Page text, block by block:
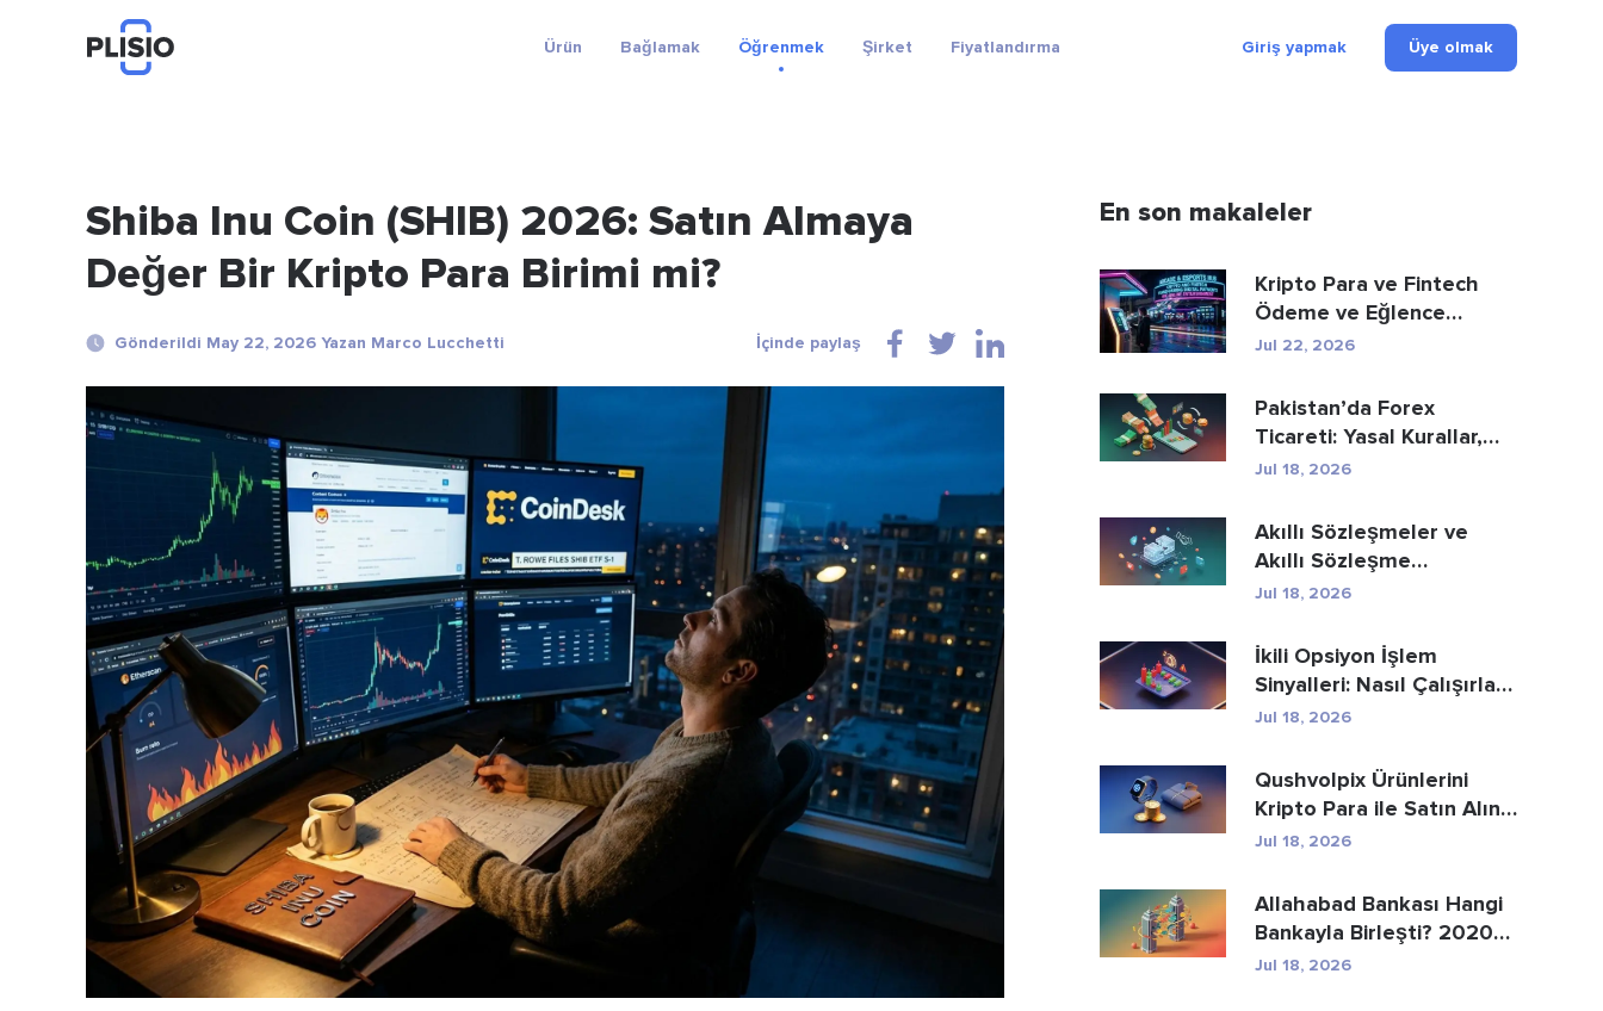
Ürün Bağlamak Öğrenmek Şirket Fiyatlandırma Giriş yapmak Üye olmak
Shiba Inu Coin (SHIB) 2026: Satın Almaya
Değer Bir Kripto Para Birimi mi?
Gönderildi May 22, 2026 Yazan Marco Lucchetti İçinde paylaş
En son makaleler
Kripto Para ve Fintech
Ödeme ve Eğlence
Sektörünü Nasıl Yeni...
Jul 22, 2026
Pakistan’da Forex
Ticareti: Yasal Kurallar,
Aracı Kurumlar, Tic...
Jul 18, 2026
Akıllı Sözleşmeler ve
Akıllı Sözleşme
Geliştirme Hizmetle...
Jul 18, 2026
İkili Opsiyon İşlem
Sinyalleri: Nasıl Çalışırlar
ve Riskle...
Jul 18, 2026
Qushvolpix Ürünlerini
Kripto Para ile Satın Alın:
Bitcoin, Öd...
Jul 18, 2026
Allahabad Bankası Hangi
Bankayla Birleşti? 2020
Yılı Haberinin...
Jul 18, 2026